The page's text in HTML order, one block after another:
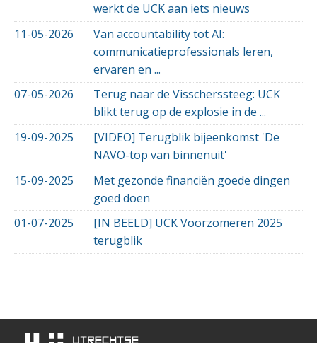
werkt de UCK aan iets nieuws
11-05-2026
Van accountability tot AI:
communicatieprofessionals leren,
ervaren en ...
07-05-2026
Terug naar de Visscherssteeg: UCK
blikt terug op de explosie in de ...
19-09-2025
[VIDEO] Terugblik bijeenkomst 'De
NAVO-top van binnenuit'
15-09-2025
Met gezonde financiën goede dingen
goed doen
01-07-2025
[IN BEELD] UCK Voorzomeren 2025
terugblik